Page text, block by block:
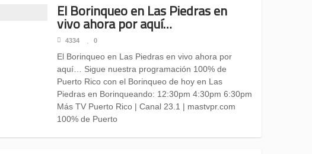
El Borinqueo en Las Piedras en
vivo ahora por aquí…
4334 0
El Borinqueo en Las Piedras en vivo ahora por
aquí… Sigue nuestra programación 100% de
Puerto Rico con el Borinqueo de hoy en Las
Piedras en Borinqueando: 12:30pm 4:30pm 6:30pm
Más TV Puerto Rico | Canal 23.1 | mastvpr.com
100% de Puerto